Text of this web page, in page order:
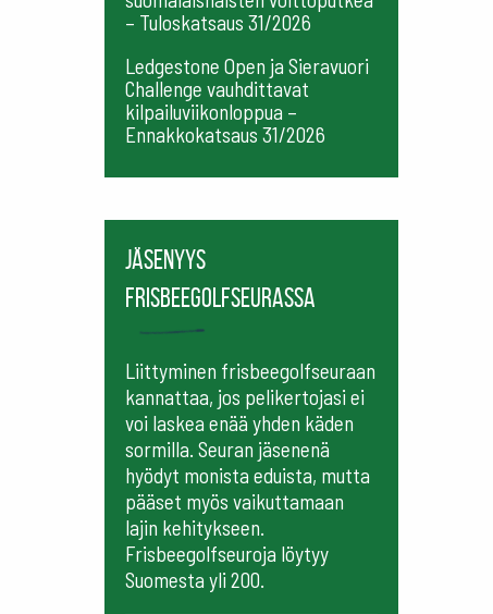
– Tuloskatsaus 31/2026
Ledgestone Open ja Sieravuori
Challenge vauhdittavat
kilpailuviikonloppua –
Ennakkokatsaus 31/2026
Jäsenyys
frisbeegolfseurassa
Liittyminen frisbeegolfseuraan
kannattaa, jos pelikertojasi ei
voi laskea enää yhden käden
sormilla. Seuran jäsenenä
hyödyt monista eduista, mutta
pääset myös vaikuttamaan
lajin kehitykseen.
Frisbeegolfseuroja löytyy
Suomesta yli 200.